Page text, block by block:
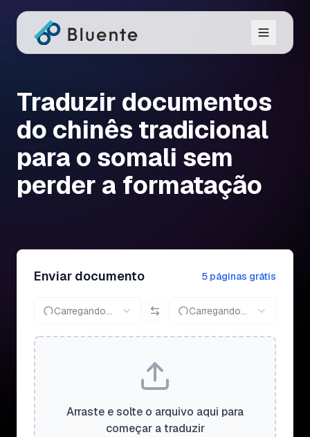
Traduzir documentos
do chinês tradicional
para o somali sem
perder a formatação
Enviar documento 5 páginas grátis
Carregando... Carregando...
Arraste e solte o arquivo aqui para
começar a traduzir